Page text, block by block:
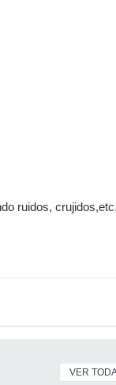
ruidos,
VER